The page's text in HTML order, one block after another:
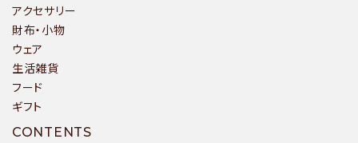
カテゴリー
アクセサリー
財布・小物
ウェア
生活雑貨
フード
ギフト
CONTENTS